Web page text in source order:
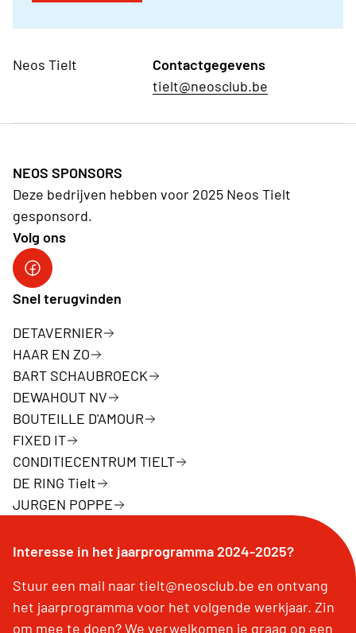
Neos Tielt
Contactgegevens
tielt@neosclub.be
NEOS SPONSORS
Deze bedrijven hebben voor 2025 Neos Tielt
gesponsord.
Volg ons
Facebookpagina Neos Tielt
Snel terugvinden
DETAVERNIER
HAAR EN ZO
BART SCHAUBROECK
DEWAHOUT NV
BOUTEILLE D'AMOUR
FIXED IT
CONDITIECENTRUM TIELT
DE RING Tielt
JURGEN POPPE
Interesse in het jaarprogramma 2024-2025?
Stuur een mail naar tielt@neosclub.be en ontvang
het jaarprogramma voor het volgende werkjaar. Zin
om mee te doen? We verwelkomen je graag op een